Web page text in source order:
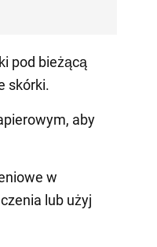
pod bieżącą
skórki.
aby
w
lub użyj